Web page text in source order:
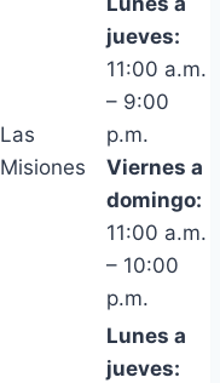
Las
Misiones
jueves:
11:00 a.m.
– 9:00
p.m.
Viernes a
domingo:
11:00 a.m.
– 10:00
p.m.
Lunes a
jueves: